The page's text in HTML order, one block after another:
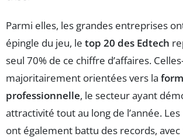
Parmi elles, les grandes entreprises
épingle du jeu, le top 20 des Edtech
seul 70% de ce chiffre d’affaires.
majoritairement orientées vers la
professionnelle, le secteur ayant
attractivité tout au long de l’année.
ont également battu des records, avec